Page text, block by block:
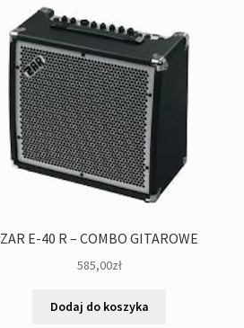
ZAR E-40 R – COMBO GITAROWE
585,00zł
Dodaj do koszyka